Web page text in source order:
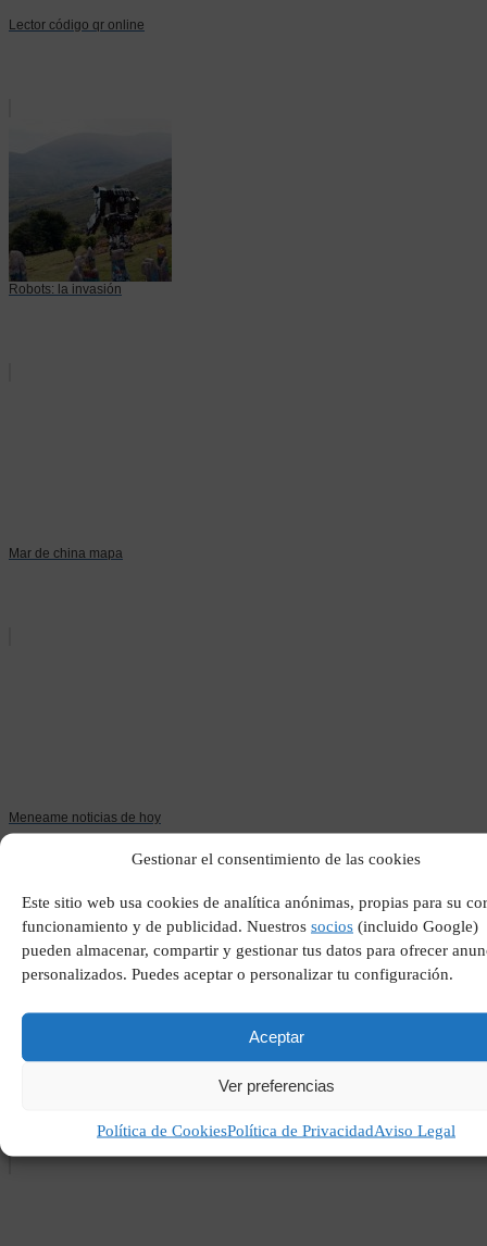
Gestionar el consentimiento de las cookies
Este sitio web usa cookies de analítica anónimas, propias para su
funcionamiento y de publicidad. Nuestros socios (incluido Google)
pueden almacenar, compartir y gestionar tus datos para ofrecer
personalizados. Puedes aceptar o personalizar tu configuración.
Aceptar
Ver preferencias
Política de CookiesPolítica de PrivacidadAviso Legal
Lector código qr online
Robots: la invasión
Mar de china mapa
Meneame noticias de hoy